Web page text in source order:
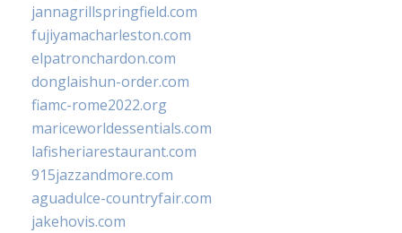
jannagrillspringfield.com
fujiyamacharleston.com
elpatronchardon.com
donglaishun-order.com
fiamc-rome2022.org
mariceworldessentials.com
lafisheriarestaurant.com
915jazzandmore.com
aguadulce-countryfair.com
jakehovis.com